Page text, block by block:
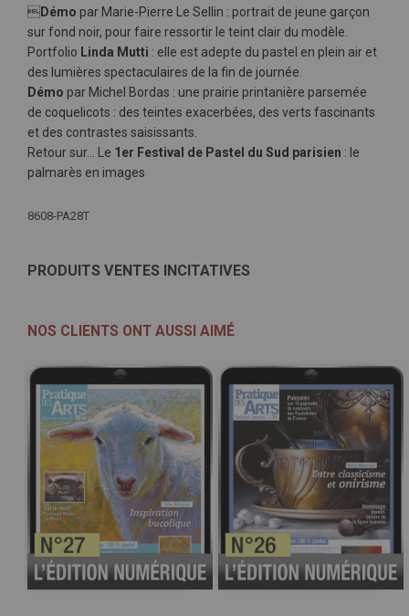
Démo par Marie-Pierre Le Sellin : portrait de jeune garçon
sur fond noir, pour faire ressortir le teint clair du modèle.
Portfolio Linda Mutti : elle est adepte du pastel en plein air et
des lumières spectaculaires de la fin de journée.
Démo par Michel Bordas : une prairie printanière parsemée
de coquelicots : des teintes exacerbées, des verts fascinants
et des contrastes saisissants.
Retour sur… Le 1er Festival de Pastel du Sud parisien : le
palmarès en images
Plus
8608-PA28T
PRODUITS VENTES INCITATIVES
NOS CLIENTS ONT AUSSI AIMÉ